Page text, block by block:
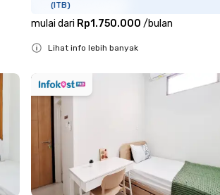
(ITB)
mulai dari Rp1.750.000 /bulan
Lihat info lebih banyak